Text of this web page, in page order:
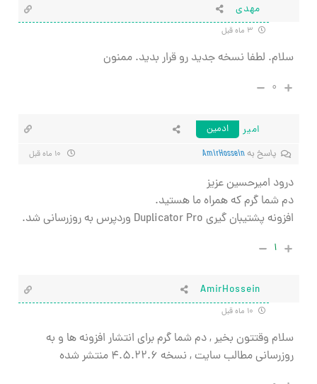
مهدی
سلام. لطفا نسخه جدید رو قرار بدید. ممنون
۰
امیر
ادمین
پاسخ بهAmirHossein
درود امیرحسین عزیز
دم شما گرم که همراه ما هستید.
افزونه پشتیبان گیری Duplicator Pro وردپرس به روزرسانی شد.
۱
AmirHossein
سلام وقتتون بخیر , دم شما گرم برای انتشار افزونه ها و به
روزرسانی مطالب سایت , نسخه ۴.۵.۲۲.۶ منتشر شده